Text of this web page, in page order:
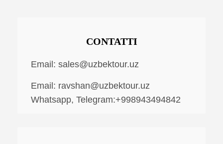
CONTATTI
Email: sales@uzbektour.uz
Email: ravshan@uzbektour.uz
Whatsapp, Telegram:+998943494842